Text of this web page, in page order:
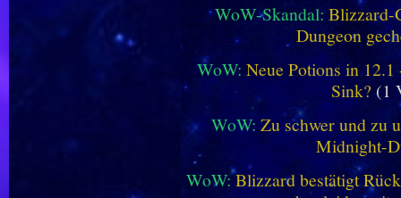
WoW-Skandal: Blizzard-
Dungeon
WoW:Neue Potions in
Sink? (1
WoW: Zu schwer und zu
Midnight-
WoW:Blizzard bestätigt